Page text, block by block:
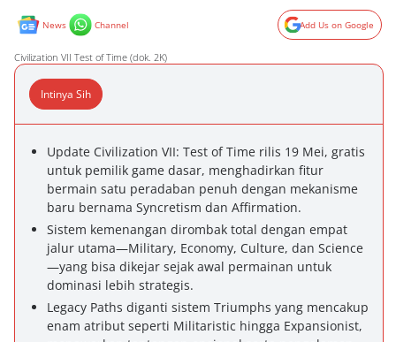
News Channel Add Us on Google
Civilization VII Test of Time (dok. 2K)
Intinya Sih
Update Civilization VII: Test of Time rilis 19 Mei, gratis
untuk pemilik game dasar, menghadirkan fitur
bermain satu peradaban penuh dengan mekanisme
baru bernama Syncretism dan Affirmation.
Sistem kemenangan dirombak total dengan empat
jalur utama—Military, Economy, Culture, dan Science
—yang bisa dikejar sejak awal permainan untuk
dominasi lebih strategis.
Legacy Paths diganti sistem Triumphs yang mencakup
enam atribut seperti Militaristic hingga Expansionist,